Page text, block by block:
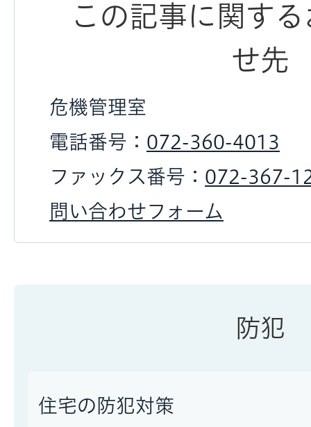
この記事に関す
せ先
危機管理室
電話番号： 072-360-4013
ファックス番号： 072-367-
問い合わせフォーム
防犯
住宅の防犯対策